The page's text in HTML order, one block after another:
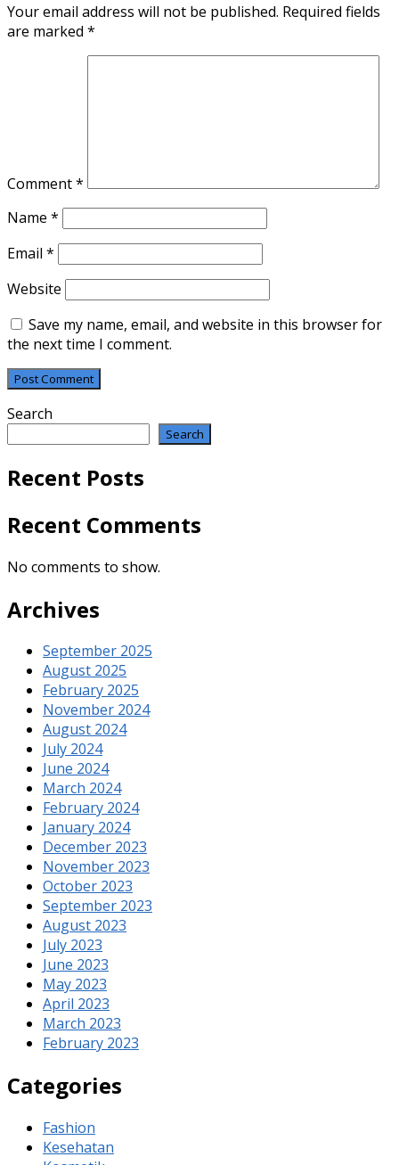
Your email address will not be published. Required fields
are marked *
Comment*
Name *
Email *
Website
Save my name, email, and website in this browser for
the next time I comment.
Search
Search
Recent Posts
Recent Comments
No comments to show.
Archives
September 2025
August 2025
February 2025
November 2024
August 2024
July 2024
June 2024
March 2024
February 2024
January 2024
December 2023
November 2023
October 2023
September 2023
August 2023
July 2023
June 2023
May 2023
April 2023
March 2023
February 2023
Categories
Fashion
Kesehatan